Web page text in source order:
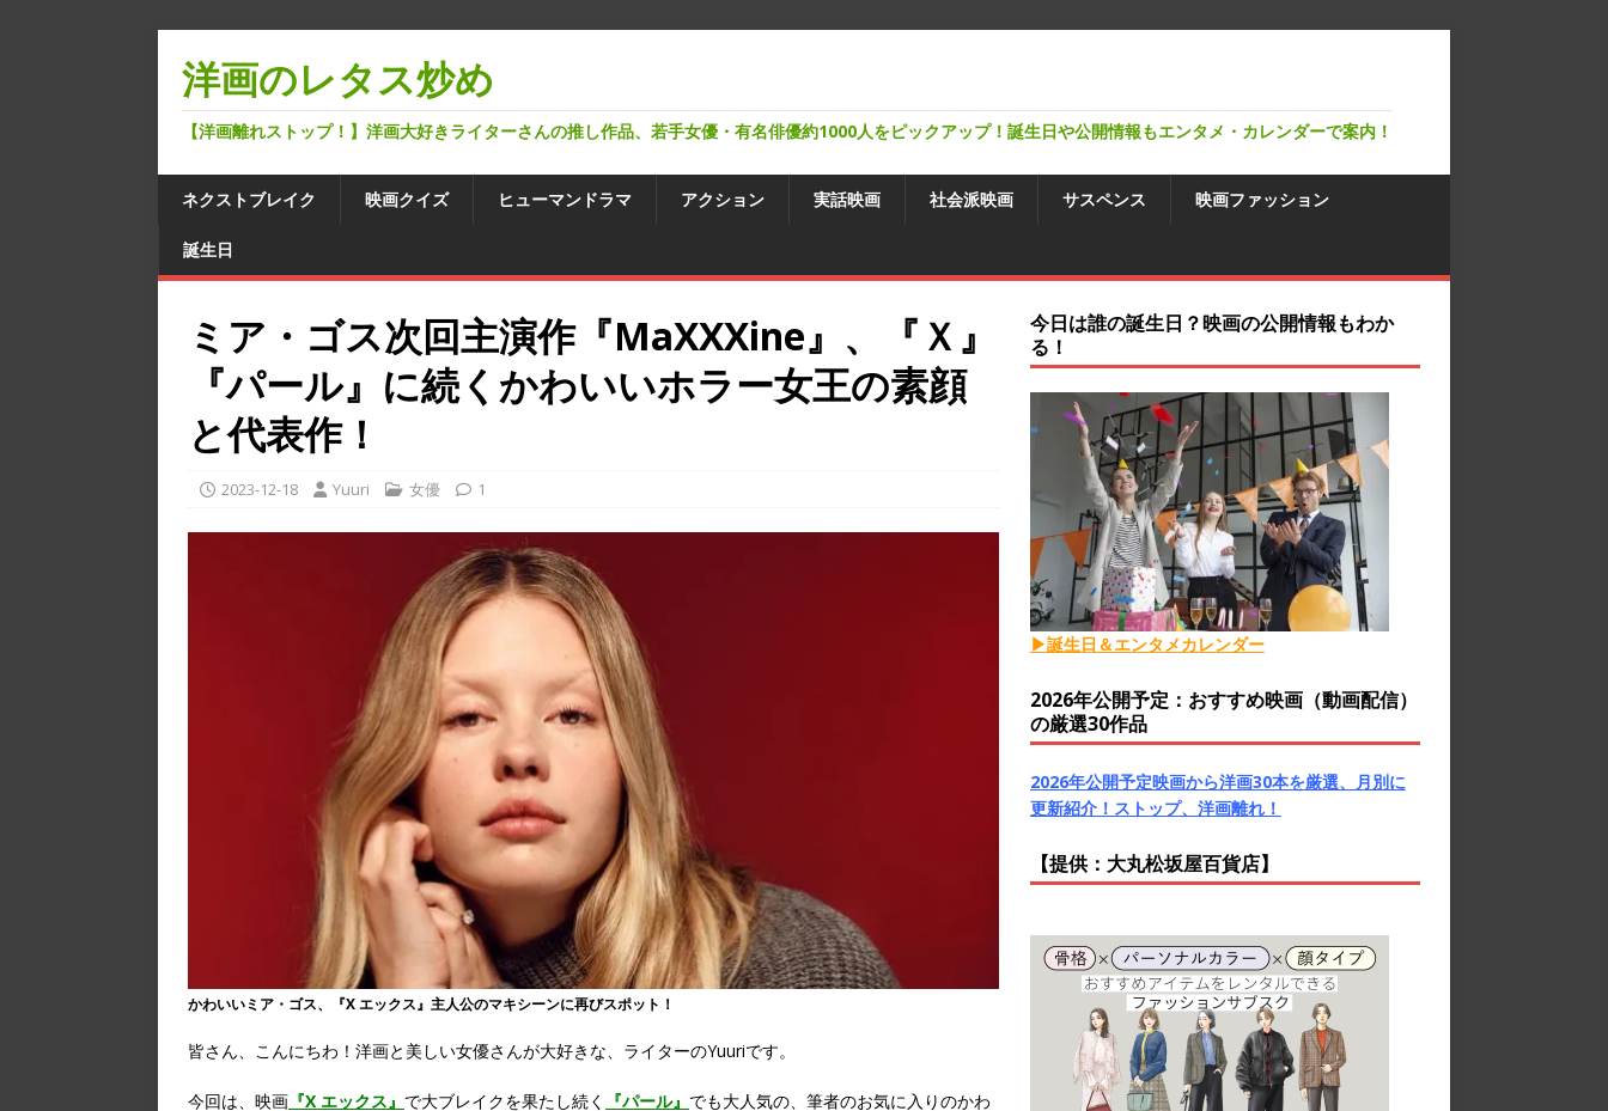
洋画のレタス炒め
【洋画離れストップ！】洋画大好きライターさんの推し作品、若手女優・有名俳優約1000人をピックアップ！誕生日や公開情報もエンタメ・カレンダーで案内！
ネクストブレイク 映画クイズ ヒューマンドラマ アクション 実話映画 社会派映画 サスペンス 映画ファッション
誕生日
ミア・ゴス次回主演作『MaXXXine』、『Ｘ』
『パール』に続くかわいいホラー女王の素顔
と代表作！
2023-12-18 Yuuri 女優 1
かわいいミア・ゴス、『X エックス』主人公のマキシーンに再びスポット！
皆さん、こんにちわ！洋画と美しい女優さんが大好きな、ライターのYuuriです。
今回は、映画 『X エックス』 で大ブレイクを果たし続く 『パール』 でも大人気の、筆者のお気に入りのかわ
今日は誰の誕生日？映画の公開情報もわか
る！
▶誕生日＆エンタメカレンダー
2026年公開予定：おすすめ映画（動画配信）
の厳選30作品
2026年公開予定映画から洋画30本を厳選、月別に
更新紹介！ストップ、洋画離れ！
【提供：大丸松坂屋百貨店】